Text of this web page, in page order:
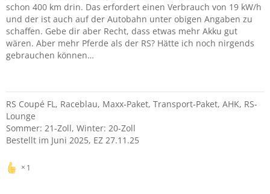
schon 400 km drin. Das erfordert einen Verbrauch von 19 kW/h
und der ist auch auf der Autobahn unter obigen Angaben zu
schaffen. Gebe dir aber Recht, dass etwas mehr Akku gut
wären. Aber mehr Pferde als der RS? Hätte ich noch nirgends
gebrauchen können…
RS Coupé FL, Raceblau, Maxx-Paket, Transport-Paket, AHK, RS-
Lounge
Sommer: 21-Zoll, Winter: 20-Zoll
Bestellt im Juni 2025, EZ 27.11.25
1